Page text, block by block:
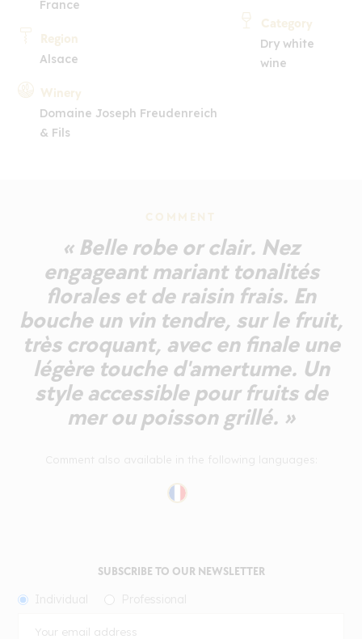
France
Region
Alsace
Winery
Domaine Joseph Freudenreich
& Fils
Category
Dry white
wine
COMMENT
« Belle robe or clair. Nez
engageant mariant tonalités
florales et de raisin frais. En
bouche un vin tendre, sur le fruit,
très croquant, avec en finale une
légère touche d'amertume. Un
style accessible pour fruits de
mer ou poisson grillé. »
SUBSCRIBE TO OUR NEWSLETTER